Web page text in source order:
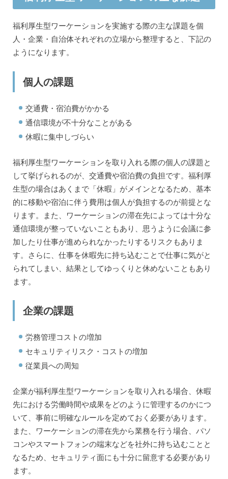
福利厚生型ワーケーションを実施する際の主な課題を個
人・企業・自治体それぞれの立場から整理すると、下記の
ようになります。
個人の課題
交通費・宿泊費がかかる
通信環境が不十分なことがある
休暇に集中しづらい
福利厚生型ワーケーションを取り入れる際の個人の課題と
して挙げられるのが、交通費や宿泊費の負担です。福利厚
生型の場合はあくまで「休暇」がメインとなるため、基本
的に移動や宿泊に伴う費用は個人が負担するのが前提とな
ります。また、ワーケーションの滞在先によっては十分な
通信環境が整っていないこともあり、思うように会議に参
加したり仕事が進められなかったりするリスクもありま
す。さらに、仕事を休暇先に持ち込むことで仕事に気がと
られてしまい、結果としてゆっくりと休めないこともあり
ます。
企業の課題
労務管理コストの増加
セキュリティリスク・コストの増加
従業員への周知
企業が福利厚生型ワーケーションを取り入れる場合、休暇
先における労働時間や成果をどのように管理するのかにつ
いて、事前に明確なルールを定めておく必要があります。
また、ワーケーションの滞在先から業務を行う場合、パソ
コンやスマートフォンの端末などを社外に持ち込むことと
なるため、セキュリティ面にも十分に留意する必要があり
ます。